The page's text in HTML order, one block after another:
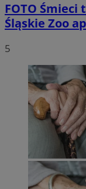
FOTO Śmieci
Śląskie Zoo
5